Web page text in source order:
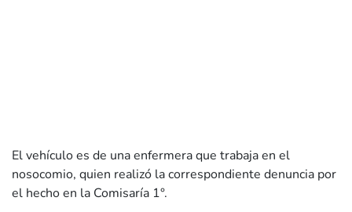
El vehículo es de una enfermera que trabaja en el
nosocomio, quien realizó la correspondiente denuncia por
el hecho en la Comisaría 1°.